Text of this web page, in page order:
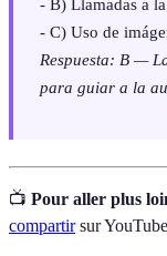
- C) Uso de
Respuesta: B —
para guiar a la
📺 Pour aller plus
compartirsur YouTube